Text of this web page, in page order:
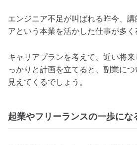
エンジニア不足が叫ばれる昨今、
アという本業を活かした仕事が多く
キャリアプランを考えて、近い将
っかりと計画を立てると、副業に
見えてくるでしょう。
起業やフリーランスの一歩にな